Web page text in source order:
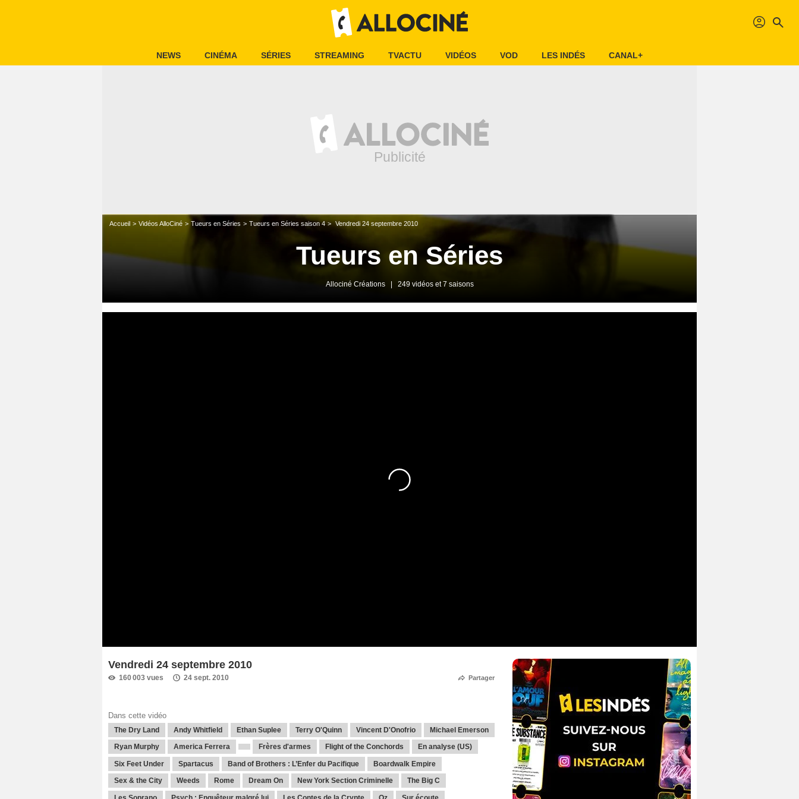
profil search
NEWS CINÉMA SÉRIES STREAMING TVACTU VIDÉOS VOD LES INDÉS CANAL+
Accueil Vidéos AlloCiné Tueurs en Séries Tueurs en Séries saison 4 Vendredi 24 septembre 2010
Tueurs en Séries
Allociné Créations 249 vidéos et 7 saisons
Vendredi 24 septembre 2010
160 003 vues 24 sept. 2010 Partager
Dans cette vidéo
The Dry Land Andy Whitfield Ethan Suplee Terry O'Quinn Vincent D'Onofrio Michael Emerson
Ryan Murphy America Ferrera Frères d'armes Flight of the Conchords En analyse (US)
Six Feet Under Spartacus Band of Brothers : L’Enfer du Pacifique Boardwalk Empire
Sex & the City Weeds Rome Dream On New York Section Criminelle The Big C